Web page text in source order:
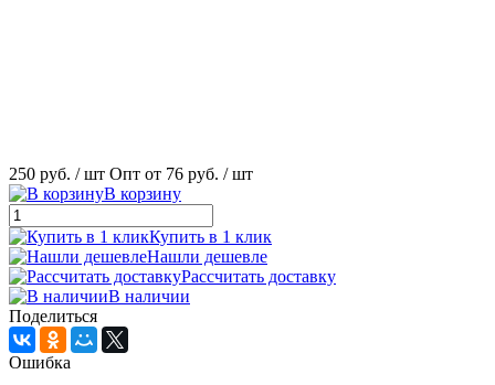
250 руб. / шт Опт от 76 руб. / шт
В корзину
Купить в 1 клик
Нашли дешевле
Рассчитать доставку
В наличии
Поделиться
Ошибка